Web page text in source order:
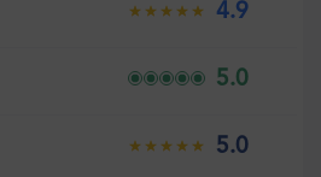
4.9
5.0
5.0